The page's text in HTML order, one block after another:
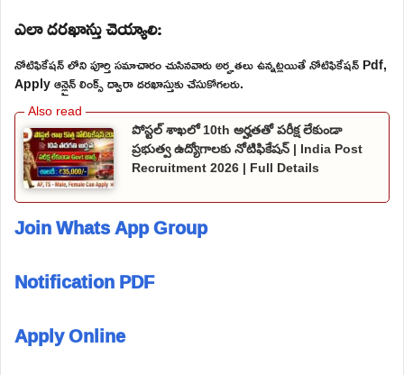
ఎలా దరఖాస్తు చెయ్యాలి:
నోటిఫికేషన్ లోని పూర్తి సమాచారం చుసినవారు అర్హతలు ఉన్నట్లయితే నోటిఫికేషన్ Pdf,
Apply ఆన్లైన్ లింక్స్ ద్వారా దరఖాస్తుకు చేసుకోగలరు.
పోస్టల్ శాఖలో 10th అర్హతతో పరీక్ష లేకుండా
ప్రభుత్వ ఉద్యోగాలకు నోటిఫికేషన్ | India Post
Recruitment 2026 | Full Details
Join Whats App Group
Notification PDF
Apply Online